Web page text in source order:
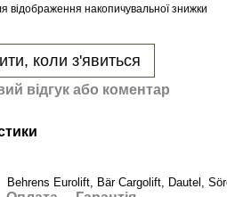
відображення накопичувальної знижки
коли з'явиться
відгук або коментар
Behrens Eurolift, Bär Cargolift, Dautel,